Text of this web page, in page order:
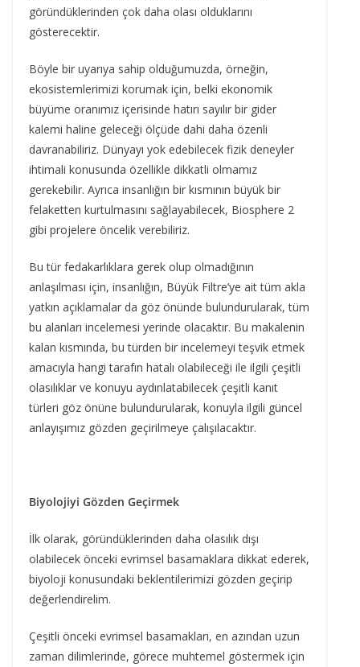
göründüklerinden çok daha olası olduklarını
gösterecektir.
Böyle bir uyarıya sahip olduğumuzda, örneğin,
ekosistemlerimizi korumak için, belki ekonomik
büyüme oranımız içerisinde hatırı sayılır bir gider
kalemi haline geleceği ölçüde dahi daha özenli
davranabiliriz. Dünyayı yok edebilecek fizik deneyler
ihtimali konusunda özellikle dikkatli olmamız
gerekebilir. Ayrıca insanlığın bir kısmının büyük bir
felaketten kurtulmasını sağlayabilecek, Biosphere 2
gibi projelere öncelik verebiliriz.
Bu tür fedakarlıklara gerek olup olmadığının
anlaşılması için, insanlığın, Büyük Filtre’ye ait tüm akla
yatkın açıklamalar da göz önünde bulundurularak, tüm
bu alanları incelemesi yerinde olacaktır. Bu makalenin
kalan kısmında, bu türden bir incelemeyi teşvik etmek
amacıyla hangi tarafın hatalı olabileceği ile ilgili çeşitli
olasılıklar ve konuyu aydınlatabilecek çeşitli kanıt
türleri göz önüne bulundurularak, konuyla ilgili güncel
anlayışımız gözden geçirilmeye çalışılacaktır.
Biyolojiyi Gözden Geçirmek
İlk olarak, göründüklerinden daha olasılık dışı
olabilecek önceki evrimsel basamaklara dikkat ederek,
biyoloji konusundaki beklentilerimizi gözden geçirip
değerlendirelim.
Çeşitli önceki evrimsel basamakları, en azından uzun
zaman dilimlerinde, görece muhtemel göstermek için